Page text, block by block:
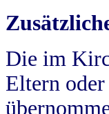
Die im
Eltern